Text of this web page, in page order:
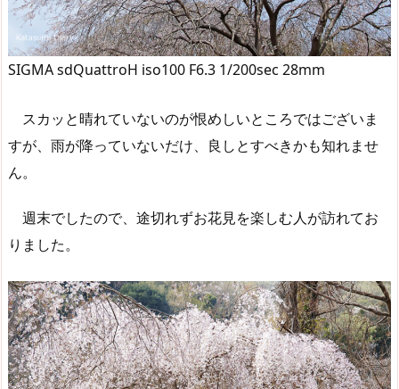
SIGMA sdQuattroH iso100 F6.3 1/200sec 28mm
スカッと晴れていないのが恨めしいところではございま
すが、雨が降っていないだけ、良しとすべきかも知れませ
ん。
週末でしたので、途切れずお花見を楽しむ人が訪れてお
りました。